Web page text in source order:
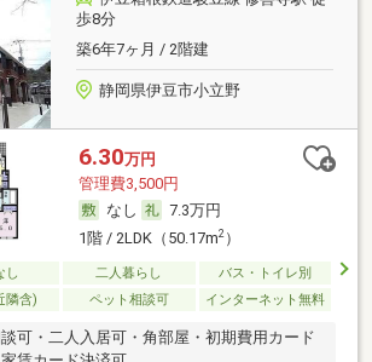
歩8分
築6年7ヶ月 / 2階建
静岡県伊豆市小立野
6.30万円
管理費3,500円
なし
7.3万円
1階 / 2LDK（50.17m2）
し 二人暮らし
バス・トイレ別
隣含)
ペット相談可 インターネット無料
可・二人入居可・角部屋・初期費用カード